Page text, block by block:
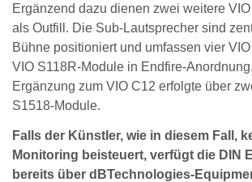
Ergänzend dazu dienen zwei weitere
als Outfill. Die Sub-Lautsprecher sind
Bühne positioniert und umfassen vier
VIO S118R-Module in Endfire-
Ergänzung zum VIO C12 erfolgte über
S1518-Module.
Falls der Künstler, wie in diesem Fall,
Monitoring beisteuert, verfügt die DIN
bereits über dBTechnologies-